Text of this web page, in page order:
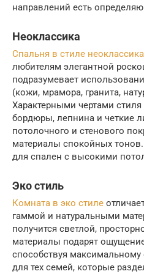
направлений есть
Неоклассика
Спальня в стиле неоклассика
любителям элегантной
подразумевает
(кожи, мрамора, гранита,
Характерными чертами
бордюры, лепнина и четкие
потолочного и стенового
материалы спокойных
для спален с высокими
Эко стиль
Комната в эко стиле
гаммой и натуральными
получится светлой,
материалы подарят
способствуя
для тех семей, которые